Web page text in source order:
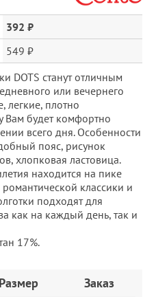
392 ₽
549 ₽
DOTS станут отличным
или вечернего
легкие, плотно
Вам будет комфортно
всего дня. Особенности
пояс, рисунок
хлопковая ластовица.
находится на пике
классики и
подходят для
как на каждый день, так и
17%.
Размер Заказ